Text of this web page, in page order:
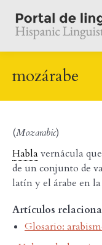
mozárabe
(Mozarabic)
Habla vernácula
de un conjunto de
latín y el árabe en
Artículos
Glosario: